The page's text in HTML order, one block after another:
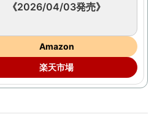
《2026/04/03発売》
Amazon
楽天市場